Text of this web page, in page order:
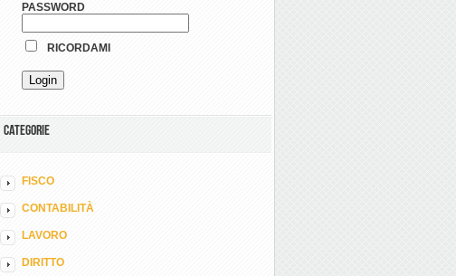
PASSWORD
RICORDAMI
CATEGORIE
FISCO
CONTABILITÀ
LAVORO
DIRITTO